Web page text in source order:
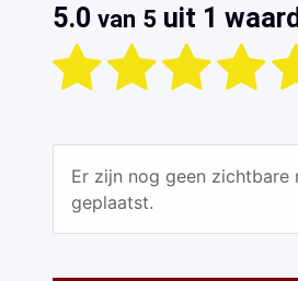
5.0 van 5 uit 1
Er zijn nog geen zichtbare
geplaatst.